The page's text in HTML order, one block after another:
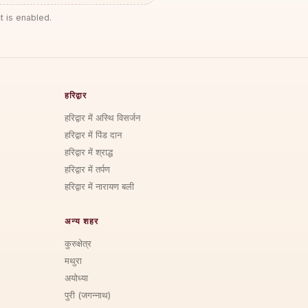
is enabled.
हरिद्वार
हरिद्वार में अस्थि विसर्जन
हरिद्वार में पिंड दान
हरिद्वार में श्राद्ध
हरिद्वार में तर्पण
हरिद्वार में नारायण बली
अन्य शहर
कुरुक्षेत्र
मथुरा
अयोध्या
पुरी (जगन्नाथ)